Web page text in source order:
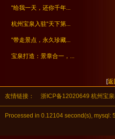
“给我一天，还你千年...
杭州宝泉入驻“天下第...
“带走景点，永久珍藏...
宝泉打造：景章合一，...
[返
友情链接： 浙ICP备12020649 杭州宝
Processed in 0.12104 second(s),